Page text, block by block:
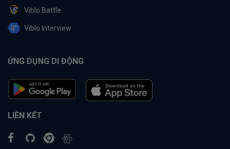
Viblo Battle
Viblo Interview
ỨNG DỤNG DI ĐỘNG
LIÊN KẾT